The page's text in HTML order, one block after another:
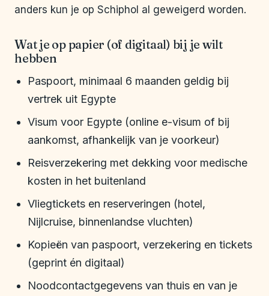
anders kun je op Schiphol al geweigerd worden.
Wat je op papier (of digitaal) bij je wilt
hebben
Paspoort, minimaal 6 maanden geldig bij
vertrek uit Egypte
Visum voor Egypte (online e-visum of bij
aankomst, afhankelijk van je voorkeur)
Reisverzekering met dekking voor medische
kosten in het buitenland
Vliegtickets en reserveringen (hotel,
Nijlcruise, binnenlandse vluchten)
Kopieën van paspoort, verzekering en tickets
(geprint én digitaal)
Noodcontactgegevens van thuis en van je